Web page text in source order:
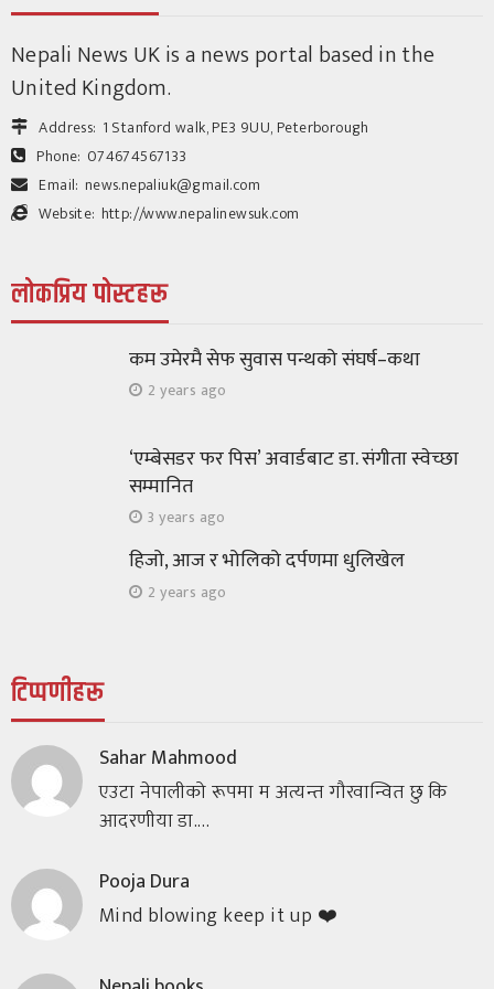
बालबालिकालाई सहभागी गराउन अपिल
श्रीकृष्ण उप्रेती 1 month ago
विचार/ब्लग
मदन राजमार्गको घुम्तीमा भेटिएका कमरेडहरू
Nepali News UK is a news portal based in the
United Kingdom.
Address: 1 Stanford walk, PE3 9UU, Peterborough
Phone: 074674567133
Email: news.nepaliuk@gmail.com
Website: http://www.nepalinewsuk.com
लोकप्रिय पोस्टहरू
कम उमेरमै सेफ सुवास पन्थको संघर्ष–कथा
2 years ago
‘एम्बेसडर फर पिस’ अवार्डबाट डा. संगीता स्वेच्छा
सम्मानित
3 years ago
हिजो, आज र भोलिको दर्पणमा धुलिखेल
2 years ago
टिप्पणीहरू
Sahar Mahmood
एउटा नेपालीको रूपमा म अत्यन्त गौरवान्वित छु कि
आदरणीया डा.…
Pooja Dura
Mind blowing keep it up ❤️